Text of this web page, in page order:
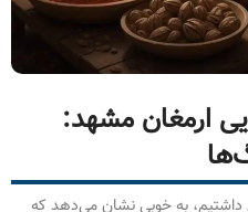
ارمغان مشهد:
به خوبی نشان می‌دهد که